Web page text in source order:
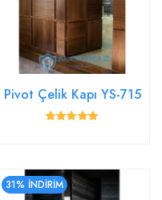
Pivot Çelik Kapı YS-715
31% İNDİRİM